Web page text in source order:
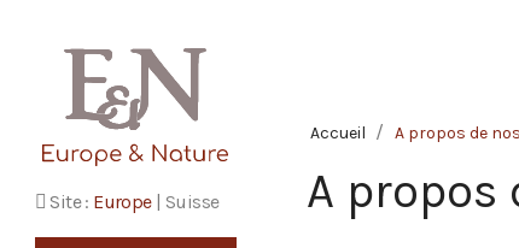
Site : Europe| Suisse
Accueil A propos de
A propos